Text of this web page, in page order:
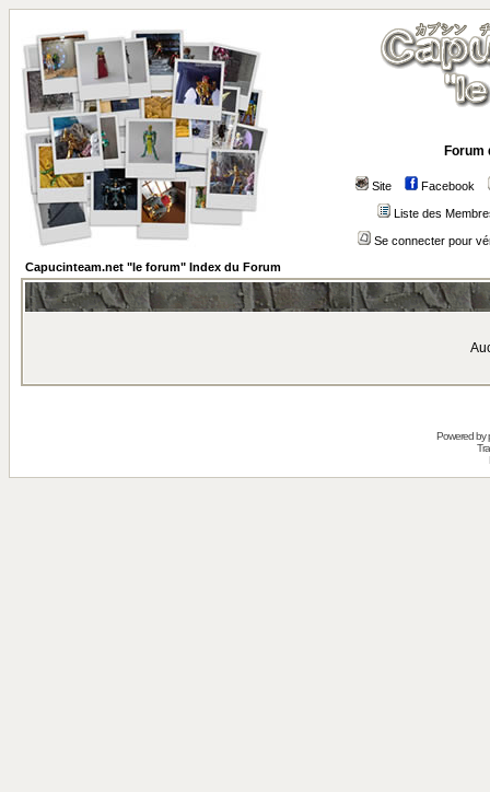
Forum
Site Facebook
Liste des
Se connecter pour
Capucinteam.net "le forum" Index du Forum
Powered by